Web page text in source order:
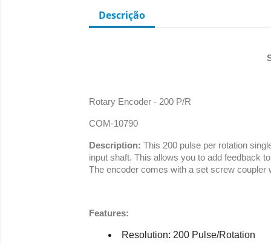
Descrição
Rotary Encoder - 200 P/R
COM-10790
Description: This 200 pulse per rotation
input shaft. This allows you to add feedback
The encoder comes with a set screw coupler
Features:
Resolution: 200 Pulse/Rotation